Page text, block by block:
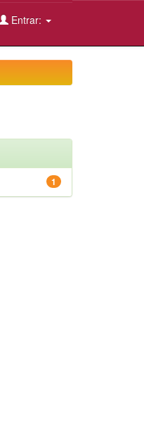
Entrar:
1